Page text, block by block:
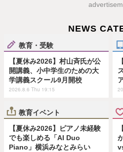
NEWS
教育・受験
【夏休み2026】村山斉氏が公
開講義、小中学生のための大
学講義スクール9月開校
2026.8.6 Thu 19:15
教育イベント
【夏休み2026】ピアノ未経験
でも楽しめる「AI Duo
Piano」横浜みなとみらい